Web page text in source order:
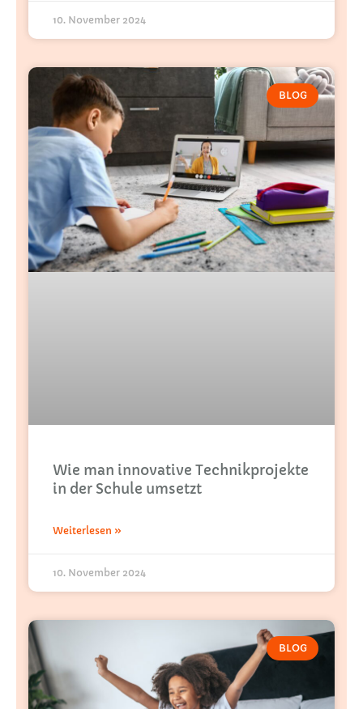
10. November 2024
BLOG
Wie man innovative Technikprojekte
in der Schule umsetzt
Weiterlesen »
10. November 2024
BLOG